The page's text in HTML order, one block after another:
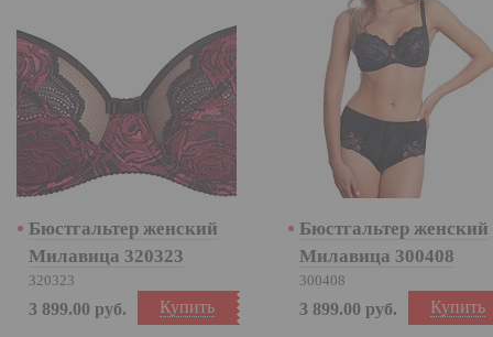
Бюстгальтер женский
Милавица 320323
320323
Купить
3 899.00 руб.
Бюстгальтер женский
Милавица 300408
300408
Купить
3 899.00 руб.